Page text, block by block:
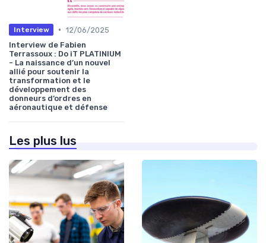
Interview • 12/06/2025
Interview de Fabien
Terrassoux : Do iT PLATINIUM
- La naissance d’un nouvel
allié pour soutenir la
transformation et le
développement des
donneurs d’ordres en
aéronautique et défense
Les plus lus